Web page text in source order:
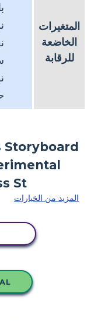
المتغيرات
الخاضعة
للرقابة
المزيد من الخيارات